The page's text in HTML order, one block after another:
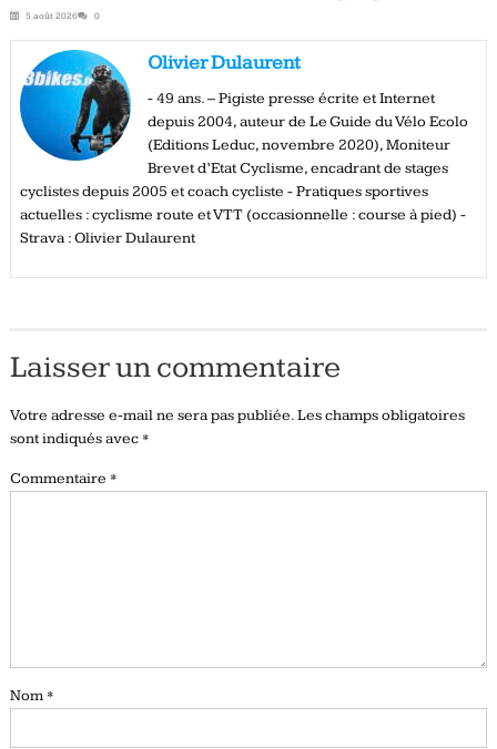
5 août 2026 0
Olivier Dulaurent
- 49 ans. – Pigiste presse écrite et Internet
depuis 2004, auteur de Le Guide du Vélo Ecolo
(Editions Leduc, novembre 2020), Moniteur
Brevet d’Etat Cyclisme, encadrant de stages
cyclistes depuis 2005 et coach cycliste - Pratiques sportives
actuelles : cyclisme route et VTT (occasionnelle : course à pied) -
Strava : Olivier Dulaurent
Laisser un commentaire
Votre adresse e-mail ne sera pas publiée.Les champs obligatoires
sont indiqués avec *
Commentaire *
Nom *